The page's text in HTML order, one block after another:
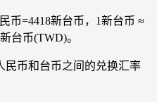
币=4418新台币，1新台币 ≈
台币(TWD)。
民币和台币之间的兑换汇率